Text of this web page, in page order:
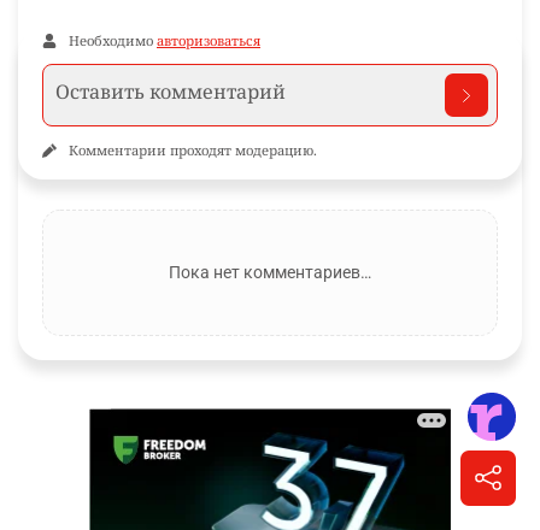
Необходимо авторизоваться
Комментарии проходят модерацию.
Пока нет комментариев…